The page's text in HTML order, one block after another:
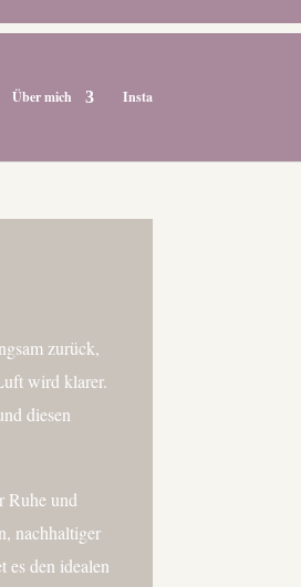
Über mich Insta
zurück,
wird klarer.
diesen
Ruhe und
nachhaltiger
es den idealen